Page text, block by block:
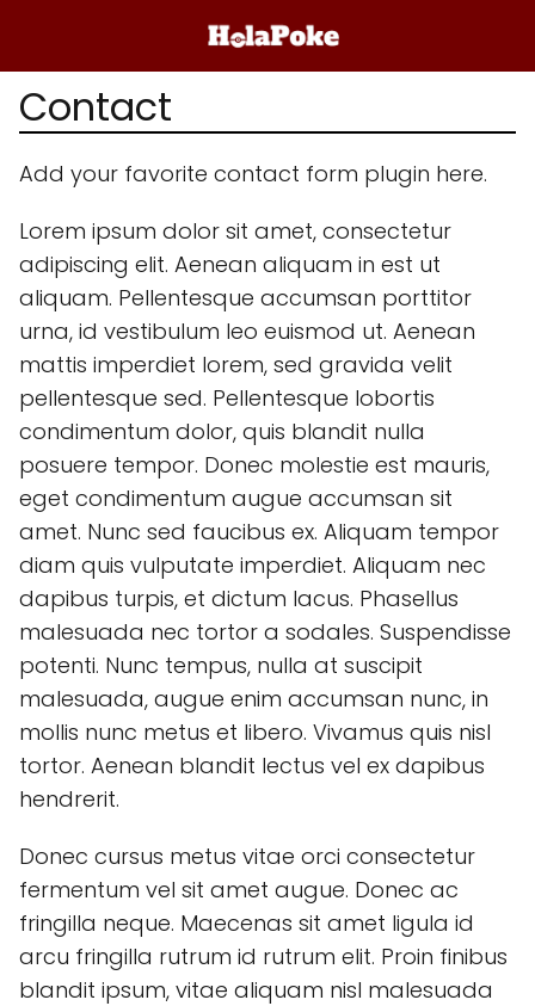
Contact
Add your favorite contact form plugin here.
Lorem ipsum dolor sit amet, consectetur
adipiscing elit. Aenean aliquam in est ut
aliquam. Pellentesque accumsan porttitor
urna, id vestibulum leo euismod ut. Aenean
mattis imperdiet lorem, sed gravida velit
pellentesque sed. Pellentesque lobortis
condimentum dolor, quis blandit nulla
posuere tempor. Donec molestie est mauris,
eget condimentum augue accumsan sit
amet. Nunc sed faucibus ex. Aliquam tempor
diam quis vulputate imperdiet. Aliquam nec
dapibus turpis, et dictum lacus. Phasellus
malesuada nec tortor a sodales. Suspendisse
potenti. Nunc tempus, nulla at suscipit
malesuada, augue enim accumsan nunc, in
mollis nunc metus et libero. Vivamus quis nisl
tortor. Aenean blandit lectus vel ex dapibus
hendrerit.
Donec cursus metus vitae orci consectetur
fermentum vel sit amet augue. Donec ac
fringilla neque. Maecenas sit amet ligula id
arcu fringilla rutrum id rutrum elit. Proin finibus
blandit ipsum, vitae aliquam nisl malesuada